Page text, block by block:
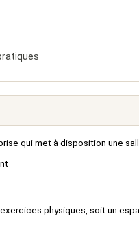
qui met à disposition une
physiques, soit un